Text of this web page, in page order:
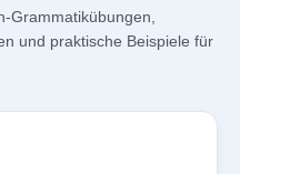
Grammatikübungen,
und praktische Beispiele für